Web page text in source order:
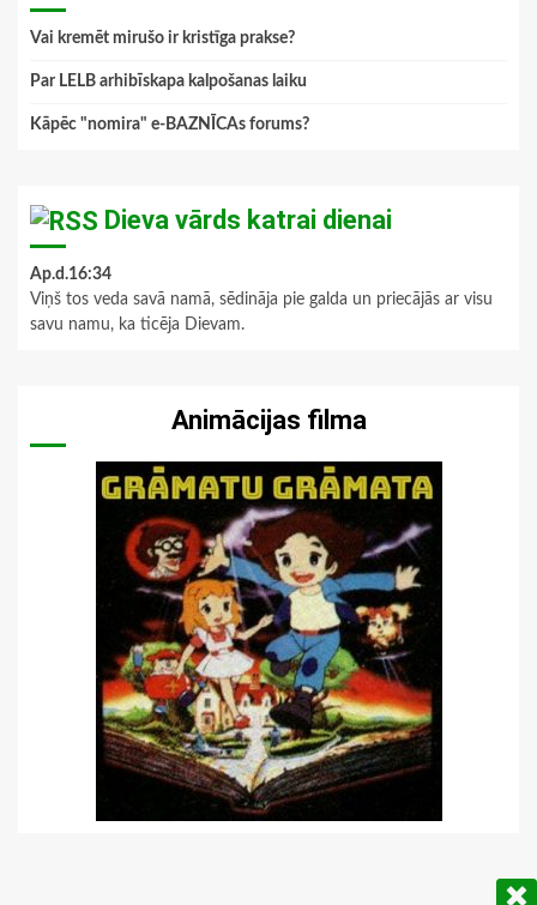
Vai kremēt mirušo ir kristīga prakse?
Par LELB arhibīskapa kalpošanas laiku
Kāpēc "nomira" e-BAZNĪCAs forums?
Dieva vārds katrai dienai
Ap.d.16:34
Viņš tos veda savā namā, sēdināja pie galda un priecājās ar visu
savu namu, ka ticēja Dievam.
Animācijas filma